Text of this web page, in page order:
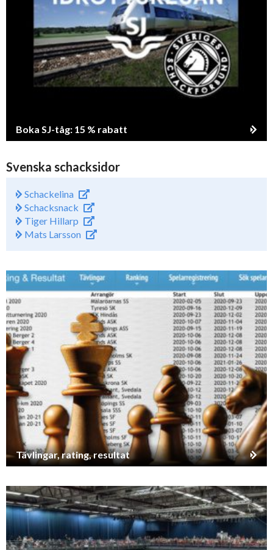
Boka SJ-tåg: 15 % rabatt
Svenska schacksidor
Schackelina
Schacksnack
Tiger Hillarp
Mats Larsson
Tävlingar, rating, resultat